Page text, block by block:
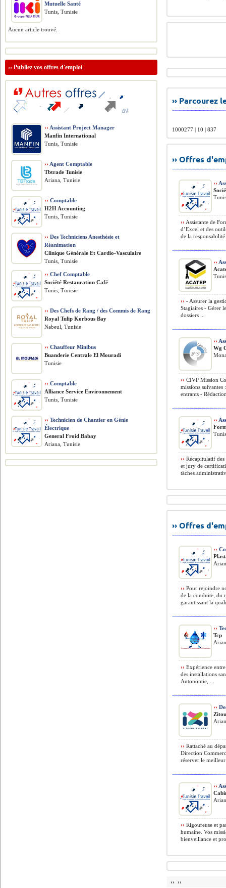
››
1000277 | 10 | 837
›› Offres
››
›› Assistante de
d’Excel et des
de la
››
›› - Assurer la
Stagiaires - Gérer
dossiers ...
››
Wg
›› CIVP Mission
missions suivantes
entrants -
››
›› Récapitulatif
et jury de
tâches
›› Offres
››
›› Pour rejoindre
de la conduite, du
garantissant la
››
Tcp
›› Expérience
des installations
Autonomie, ...
››
›› Rattaché au
Direction
réserver le
››
›› Rigoureuse et
humaine. Vos
bienveillance et
›› ››
Mutuelle Santé
Tunis, Tunisie
Aucun article trouvé.
››Publiez vos offres d'emploi
›› Assistant Project Manager
Manfin International
Tunis, Tunisie
›› Agent Comptable
Tbtrade Tunisie
Ariana, Tunisie
›› Comptable
H2H Accounting
Tunis, Tunisie
›› Des Techniciens Anesthésie et
Réanimation
Clinique Générale Et Cardio-Vasculaire
Tunis, Tunisie
›› Chef Comptable
Société Restauration Café
Tunis, Tunisie
›› Des Chefs de Rang / des Commis de Rang
Royal Tulip Korbous Bay
Nabeul, Tunisie
›› Chauffeur Minibus
Buanderie Centrale El Mouradi
Tunisie
›› Comptable
Alliance Service Environnement
Tunis, Tunisie
›› Technicien de Chantier en Génie
Électrique
General Froid Babay
Ariana, Tunisie